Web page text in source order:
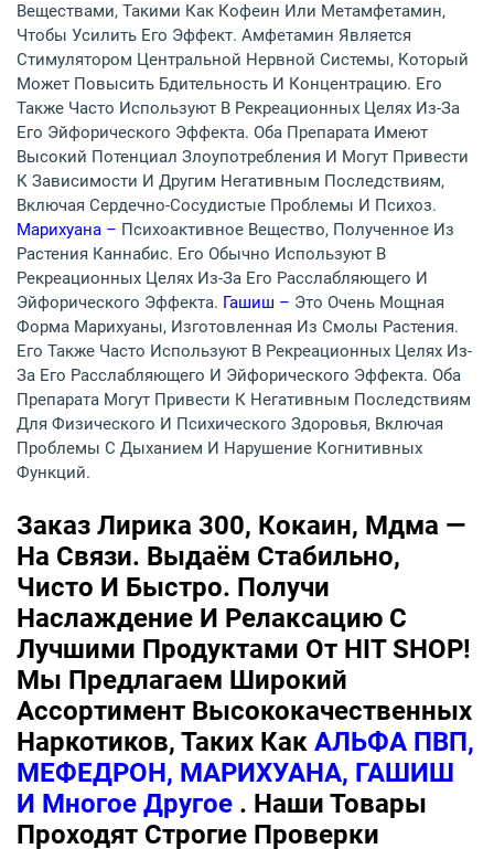
Веществами, Такими Как Кофеин Или Метамфетамин,
Чтобы Усилить Его Эффект. Амфетамин Является
Стимулятором Центральной Нервной Системы, Который
Может Повысить Бдительность И Концентрацию. Его
Также Часто Используют В Рекреационных Целях Из-За
Его Эйфорического Эффекта. Оба Препарата Имеют
Высокий Потенциал Злоупотребления И Могут Привести
К Зависимости И Другим Негативным Последствиям,
Включая Сердечно-Сосудистые Проблемы И Психоз.
Марихуана – Психоактивное Вещество, Полученное Из
Растения Каннабис. Его Обычно Используют В
Рекреационных Целях Из-За Его Расслабляющего И
Эйфорического Эффекта. Гашиш – Это Очень Мощная
Форма Марихуаны, Изготовленная Из Смолы Растения.
Его Также Часто Используют В Рекреационных Целях Из-
За Его Расслабляющего И Эйфорического Эффекта. Оба
Препарата Могут Привести К Негативным Последствиям
Для Физического И Психического Здоровья, Включая
Проблемы С Дыханием И Нарушение Когнитивных
Функций.
Заказ Лирика 300, Кокаин, Мдма —
На Связи. Выдаём Стабильно,
Чисто И Быстро. Получи
Наслаждение И Релаксацию С
Лучшими Продуктами От HIT SHOP!
Мы Предлагаем Широкий
Ассортимент Высококачественных
Наркотиков, Таких Как АЛЬФА ПВП,
МЕФЕДРОН, МАРИХУАНА, ГАШИШ
И Многое Другое . Наши Товары
Проходят Строгие Проверки